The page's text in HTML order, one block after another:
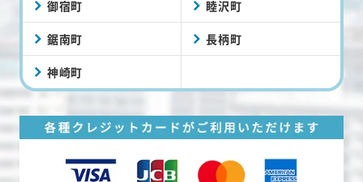
御宿町 睦沢町
鋸南町 長柄町
神崎町